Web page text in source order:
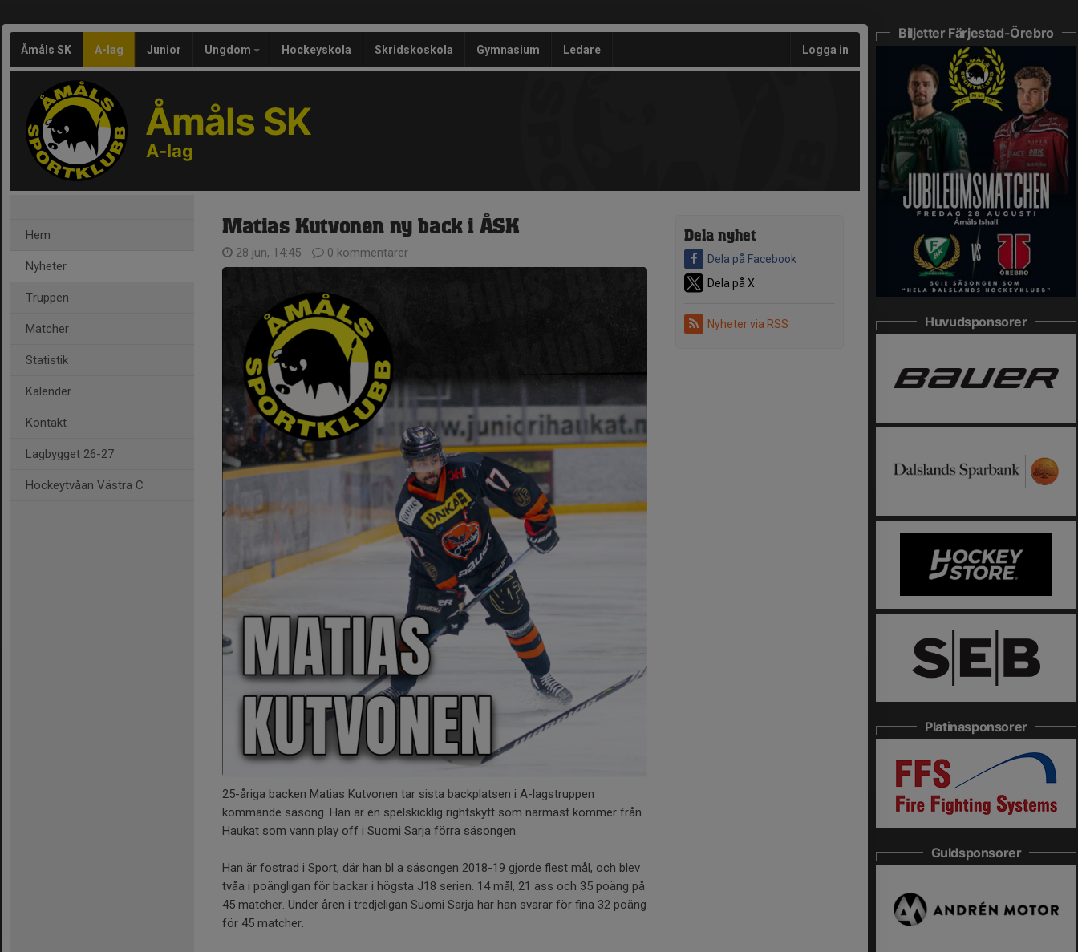
Åmåls SK A-lag Junior Ungdom Hockeyskola Skridskoskola Gymnasium Ledare Logga in
Åmåls SK
A-lag
Hem
Nyheter
Truppen
Matcher
Statistik
Kalender
Kontakt
Lagbygget 26-27
Hockeytvåan Västra C
Dela nyhet
Dela på Facebook
Dela på X
Nyheter via RSS
Matias Kutvonen ny back i ÅSK
28 jun, 14:45 0 kommentarer
25-åriga backen Matias Kutvonen tar sista backplatsen i A-lagstruppen
kommande säsong. Han är en spelskicklig rightskytt som närmast kommer från
Haukat som vann play off i Suomi Sarja förra säsongen.
Han är fostrad i Sport, där han bl a säsongen 2018-19 gjorde flest mål, och blev
tvåa i poängligan för backar i högsta J18 serien. 14 mål, 21 ass och 35 poäng på
45 matcher. Under åren i tredjeligan Suomi Sarja har han svarar för fina 32 poäng
för 45 matcher.
Biljetter Färjestad-Örebro
Huvudsponsorer
Platinasponsorer
Guldsponsorer